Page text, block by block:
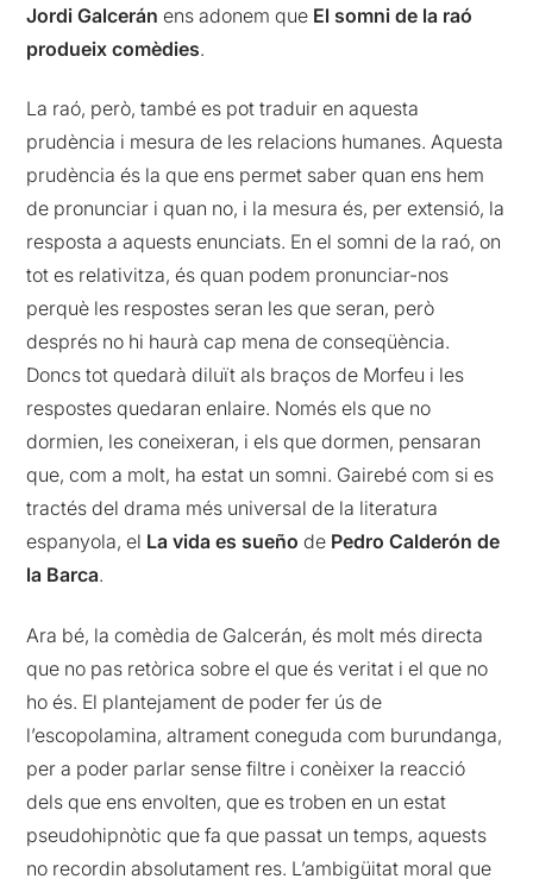
Jordi Galcerán ens adonem que El somni de la raó
produeix comèdies.
La raó, però, també es pot traduir en aquesta
prudència i mesura de les relacions humanes. Aquesta
prudència és la que ens permet saber quan ens hem
de pronunciar i quan no, i la mesura és, per extensió, la
resposta a aquests enunciats. En el somni de la raó, on
tot es relativitza, és quan podem pronunciar-nos
perquè les respostes seran les que seran, però
després no hi haurà cap mena de conseqüència.
Doncs tot quedarà diluït als braços de Morfeu i les
respostes quedaran enlaire. Només els que no
dormien, les coneixeran, i els que dormen, pensaran
que, com a molt, ha estat un somni. Gairebé com si es
tractés del drama més universal de la literatura
espanyola, el La vida es sueño de Pedro Calderón de
la Barca.
Ara bé, la comèdia de Galcerán, és molt més directa
que no pas retòrica sobre el que és veritat i el que no
ho és. El plantejament de poder fer ús de
l’escopolamina, altrament coneguda com burundanga,
per a poder parlar sense filtre i conèixer la reacció
dels que ens envolten, que es troben en un estat
pseudohipnòtic que fa que passat un temps, aquests
no recordin absolutament res. L’ambigüitat moral que